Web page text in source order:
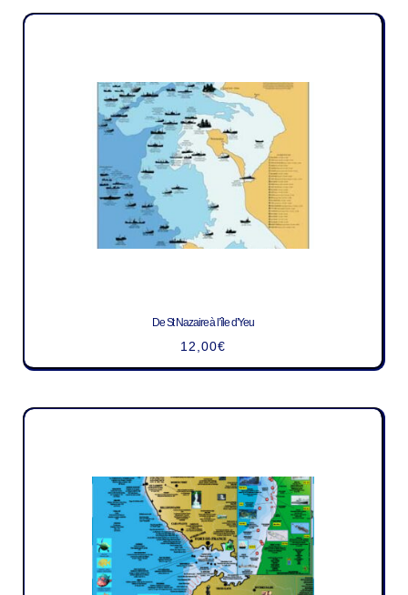
De St Nazaire à l’île d’Yeu
12,00€